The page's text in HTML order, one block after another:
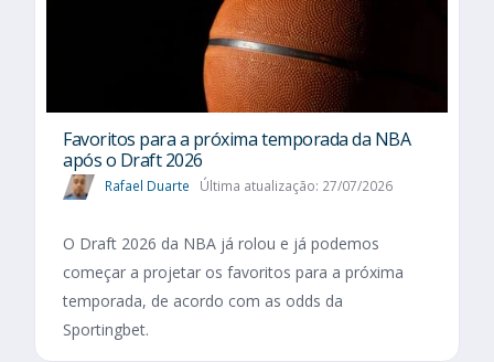
Favoritos para a próxima temporada da NBA
após o Draft 2026
Rafael Duarte Última atualização: 27/07/2026
O Draft 2026 da NBA já rolou e já podemos
começar a projetar os favoritos para a próxima
temporada, de acordo com as odds da
Sportingbet.